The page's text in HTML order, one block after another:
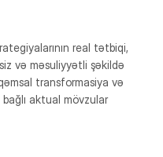
real tətbiqi,
və məsuliyyətli şəkildə
transformasiya və
aktual mövzular